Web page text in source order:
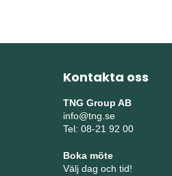
Kontakta oss
TNG Group AB
info@tng.se
Tel: 08-21 92 00
Boka möte
Välj dag och tid!